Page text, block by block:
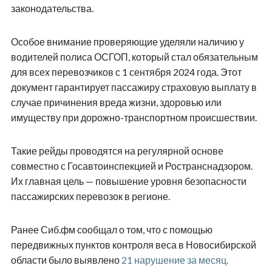
законодательства.
Особое внимание проверяющие уделяли наличию у
водителей полиса ОСГОП, который стал обязательным
для всех перевозчиков с 1 сентября 2024 года. Этот
документ гарантирует пассажиру страховую выплату в
случае причинения вреда жизни, здоровью или
имуществу при дорожно-транспортном происшествии.
Такие рейды проводятся на регулярной основе
совместно с Госавтоинспекцией и Ространснадзором.
Их главная цель — повышение уровня безопасности
пассажирских перевозок в регионе.
Ранее Сиб.фм сообщал о том, что с помощью
передвижных пунктов контроля веса в Новосибирской
области было выявлено 21 нарушение за месяц.